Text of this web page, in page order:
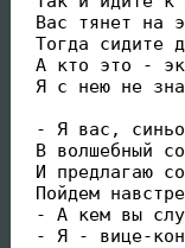
Вас тянет на
Тогда сидите
А кто это -
Я с нею не
- Я вас,
В волшебный
И предлагаю
Пойдем
- А кем вы
- Я - вице-